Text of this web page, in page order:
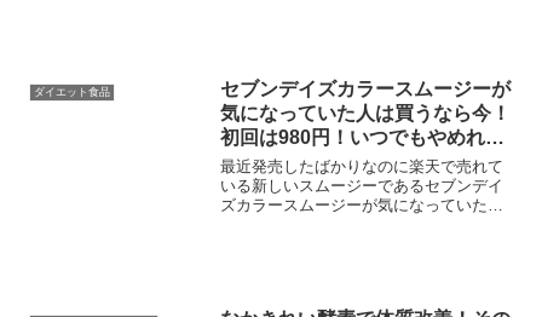
ダイエット食品
セブンデイズカラースムージーが
気になっていた人は買うなら今！
初回は980円！いつでもやめれる
定期コースなので、今すぐに申込
しよう！
最近発売したばかりなのに楽天で売れて
いる新しいスムージーであるセブンデイ
ズカラースムージーが気になっていた人